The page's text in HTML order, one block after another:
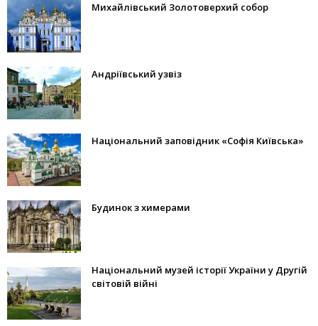
Михайлівський Золотоверхий собор
Андріївський узвіз
Національний заповідник «Софія Київська»
Будинок з химерами
Національний музей історії України у Другій
світовій війні